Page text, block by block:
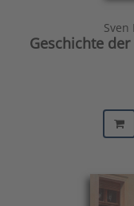
Geschichte